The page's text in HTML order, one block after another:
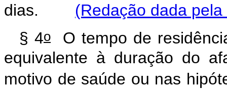
dias. (Redação dada
§ 4o O tempo de
equivalente à duração do
motivo de saúde ou nas